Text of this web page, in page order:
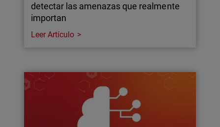
detectar las amenazas que realmente
importan
Leer Artículo